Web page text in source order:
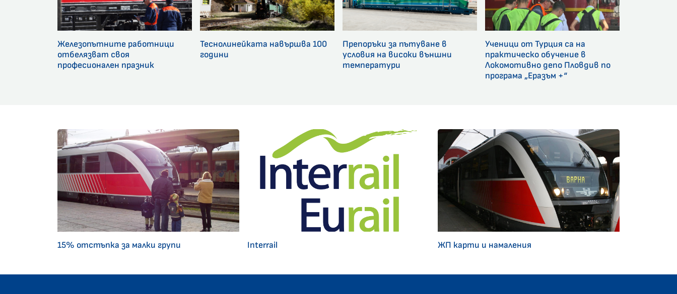
Железопътните работници
отбелязват своя
професионален празник
Теснолинейката навършва 100
години
Препоръки за пътуване в
условия на високи външни
температури
Ученици от Турция са на
практическо обучение в
Локомотивно депо Пловдив по
програма „Еразъм +“
15% отстъпка за малки групи Interrail ЖП карти и намаления